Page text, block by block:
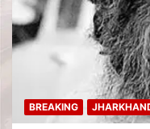
BREAKING